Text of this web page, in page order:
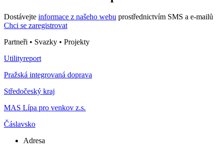
Dostávejte informace z našeho webu prostřednictvím SMS a e-mailů
Chci se zaregistrovat
Partneři • Svazky • Projekty
Utilityreport
Pražská integrovaná doprava
Středočeský kraj
MAS Lípa pro venkov z.s.
Čáslavsko
Adresa